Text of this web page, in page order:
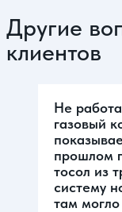
Другие
клиентов
Не
газовый
прошлом
тосол из
систему
там